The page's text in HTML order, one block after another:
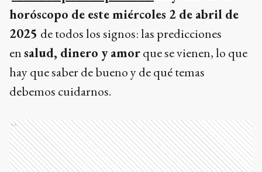
horóscopo de este miércoles 2 de abril de
2025 de todos los signos: las predicciones
ensalud, dinero y amorque se vienen, lo que
hay que saber de bueno y de qué temas
debemos cuidarnos.
Ads